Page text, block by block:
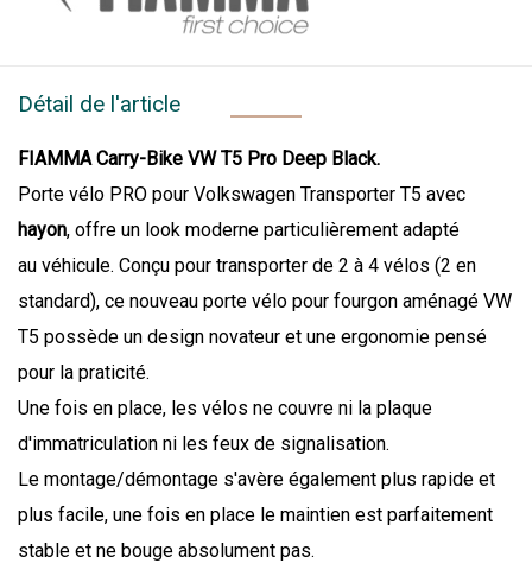
Détail de l'article
FIAMMA Carry-Bike VW T5 Pro Deep Black.
Porte vélo PRO pour Volkswagen Transporter T5 avec
hayon, offre un look moderne particulièrement adapté
au véhicule. Conçu pour transporter de 2 à 4 vélos (2 en
standard), ce nouveau porte vélo pour fourgon aménagé VW
T5 possède un design novateur et une ergonomie pensé
pour la praticité.
Une fois en place, les vélos ne couvre ni la plaque
d'immatriculation ni les feux de signalisation.
Le montage/démontage s'avère également plus rapide et
plus facile, une fois en place le maintien est parfaitement
stable et ne bouge absolument pas.